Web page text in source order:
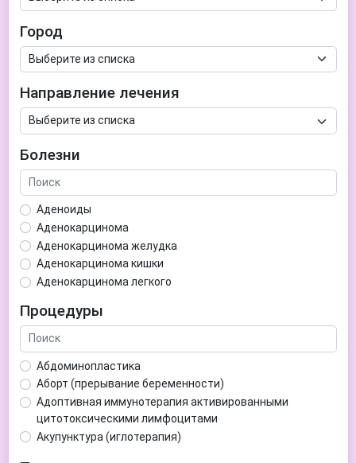
Город
Направление лечения
Болезни
Аденоиды
Аденокарцинома
Аденокарцинома желудка
Аденокарцинома кишки
Аденокарцинома легкого
Аденома гипофиза
Аденома простаты
Аденома щитовидной железы
Аденомиоз
Адентия
Азооспермия
Акне (угри)
Алкоголизм
Процедуры
Абдоминопластика
Аборт (прерывание беременности)
Адоптивная иммунотерапия активированными
цитотоксическими лимфоцитами
Акупунктура (иглотерапия)